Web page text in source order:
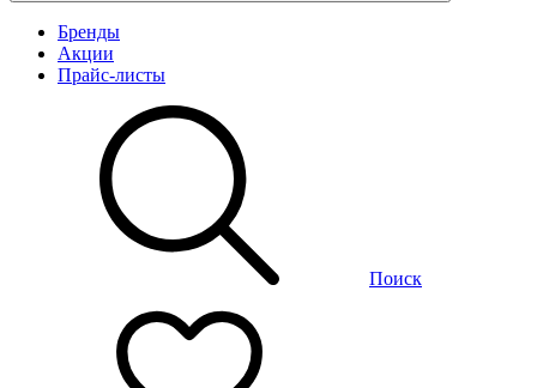
Бренды
Акции
Прайс-листы
Поиск